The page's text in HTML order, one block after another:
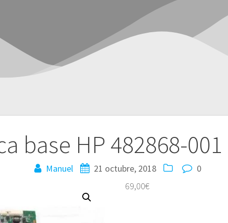
base HP 482868-001
Manuel 21 octubre, 2018
0
69,00€